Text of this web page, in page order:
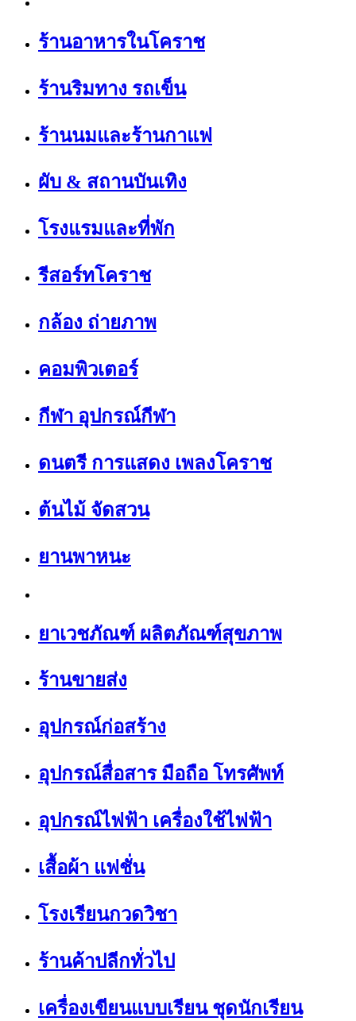
ร้านอาหารในโคราช
ร้านริมทาง รถเข็น
ร้านนมและร้านกาแฟ
ผับ & สถานบันเทิง
โรงแรมและที่พัก
รีสอร์ทโคราช
กล้อง ถ่ายภาพ
คอมพิวเตอร์
กีฬา อุปกรณ์กีฬา
ดนตรี การแสดง เพลงโคราช
ต้นไม้ จัดสวน
ยานพาหนะ
ยาเวชภัณฑ์ ผลิตภัณฑ์สุขภาพ
ร้านขายส่ง
อุปกรณ์ก่อสร้าง
อุปกรณ์สื่อสาร มือถือ โทรศัพท์
อุปกรณ์ไฟฟ้า เครื่องใช้ไฟฟ้า
เสื้อผ้า แฟชั่น
โรงเรียนกวดวิชา
ร้านค้าปลีกทั่วไป
เครื่องเขียนแบบเรียน ชุดนักเรียน